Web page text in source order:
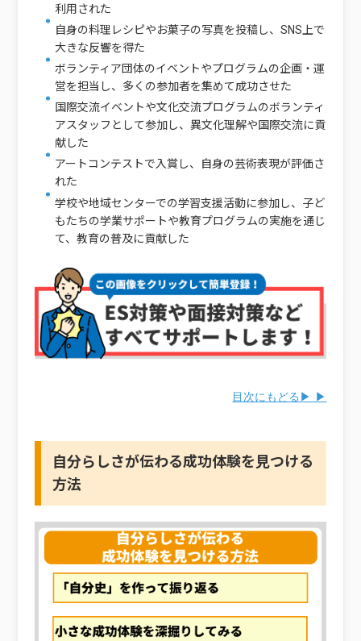
利用された
自身の料理レシピやお菓子の写真を投稿し、SNS上で
大きな反響を得た
ボランティア団体のイベントやプログラムの企画・運
営を担当し、多くの参加者を集めて成功させた
国際交流イベントや文化交流プログラムのボランティ
アスタッフとして参加し、異文化理解や国際交流に貢
献した
アートコンテストで入賞し、自身の芸術表現が評価さ
れた
学校や地域センターでの学習支援活動に参加し、子ど
もたちの学業サポートや教育プログラムの実施を通じ
て、教育の普及に貢献した
目次にもどる▶ ▶
自分らしさが伝わる成功体験を見つける
方法